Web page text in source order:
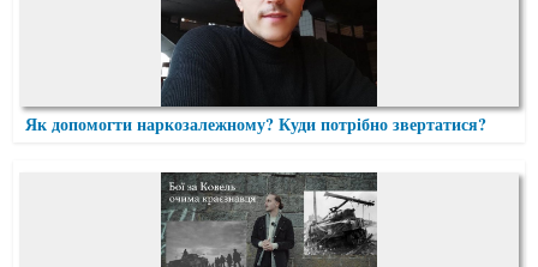
Як допомогти наркозалежному? Куди потрібно звертатися?